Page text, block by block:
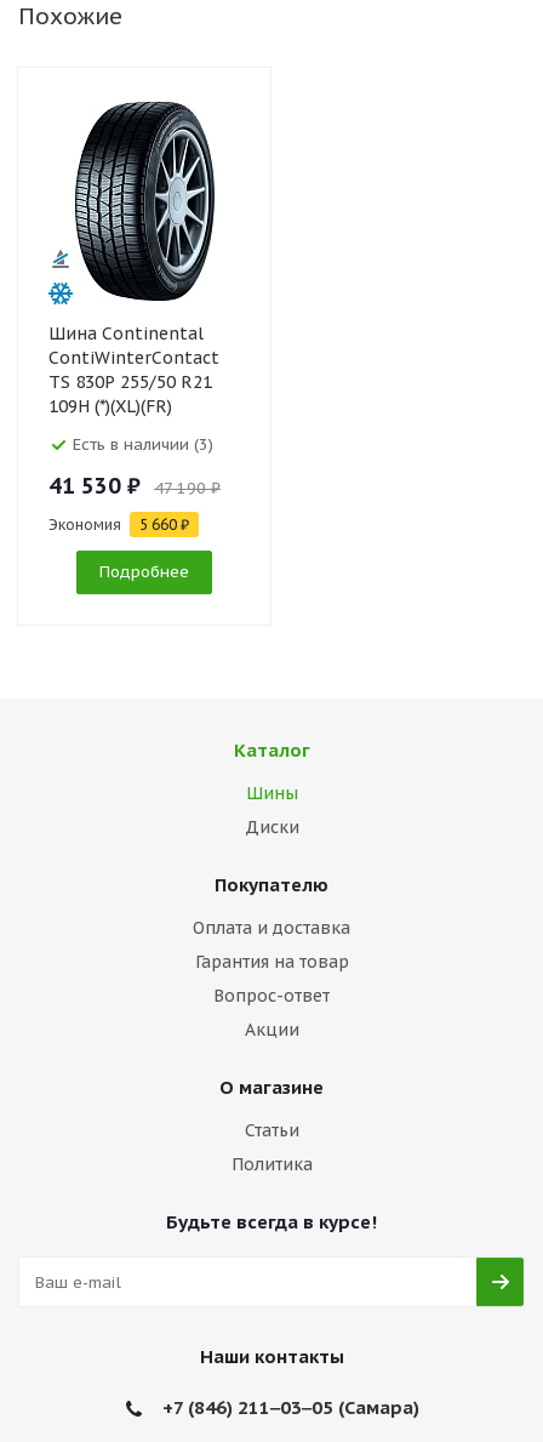
Похожие
Шина Continental
ContiWinterContact
TS 830P 255/50 R21
109H (*)(XL)(FR)
Есть в наличии (3)
41 530 ₽ 47 190 ₽
Экономия 5 660 ₽
Подробнее
Каталог
Шины
Диски
Покупателю
Оплата и доставка
Гарантия на товар
Вопрос-ответ
Акции
О магазине
Статьи
Политика
Будьте всегда в курсе!
Наши контакты
+7 (846) 211‒03‒05 (Самара)